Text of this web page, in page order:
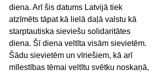
diena. Arī šis datums Latvijā tiek
atzīmēts tāpat kā lielā daļā valstu kā
starptautiska sieviešu solidaritātes
diena. Šī diena veltīta visām sievietēm.
Šādu sievietēm un vīriešiem, kā arī
mīlestības tēmai veltītu svētku noskaņā,